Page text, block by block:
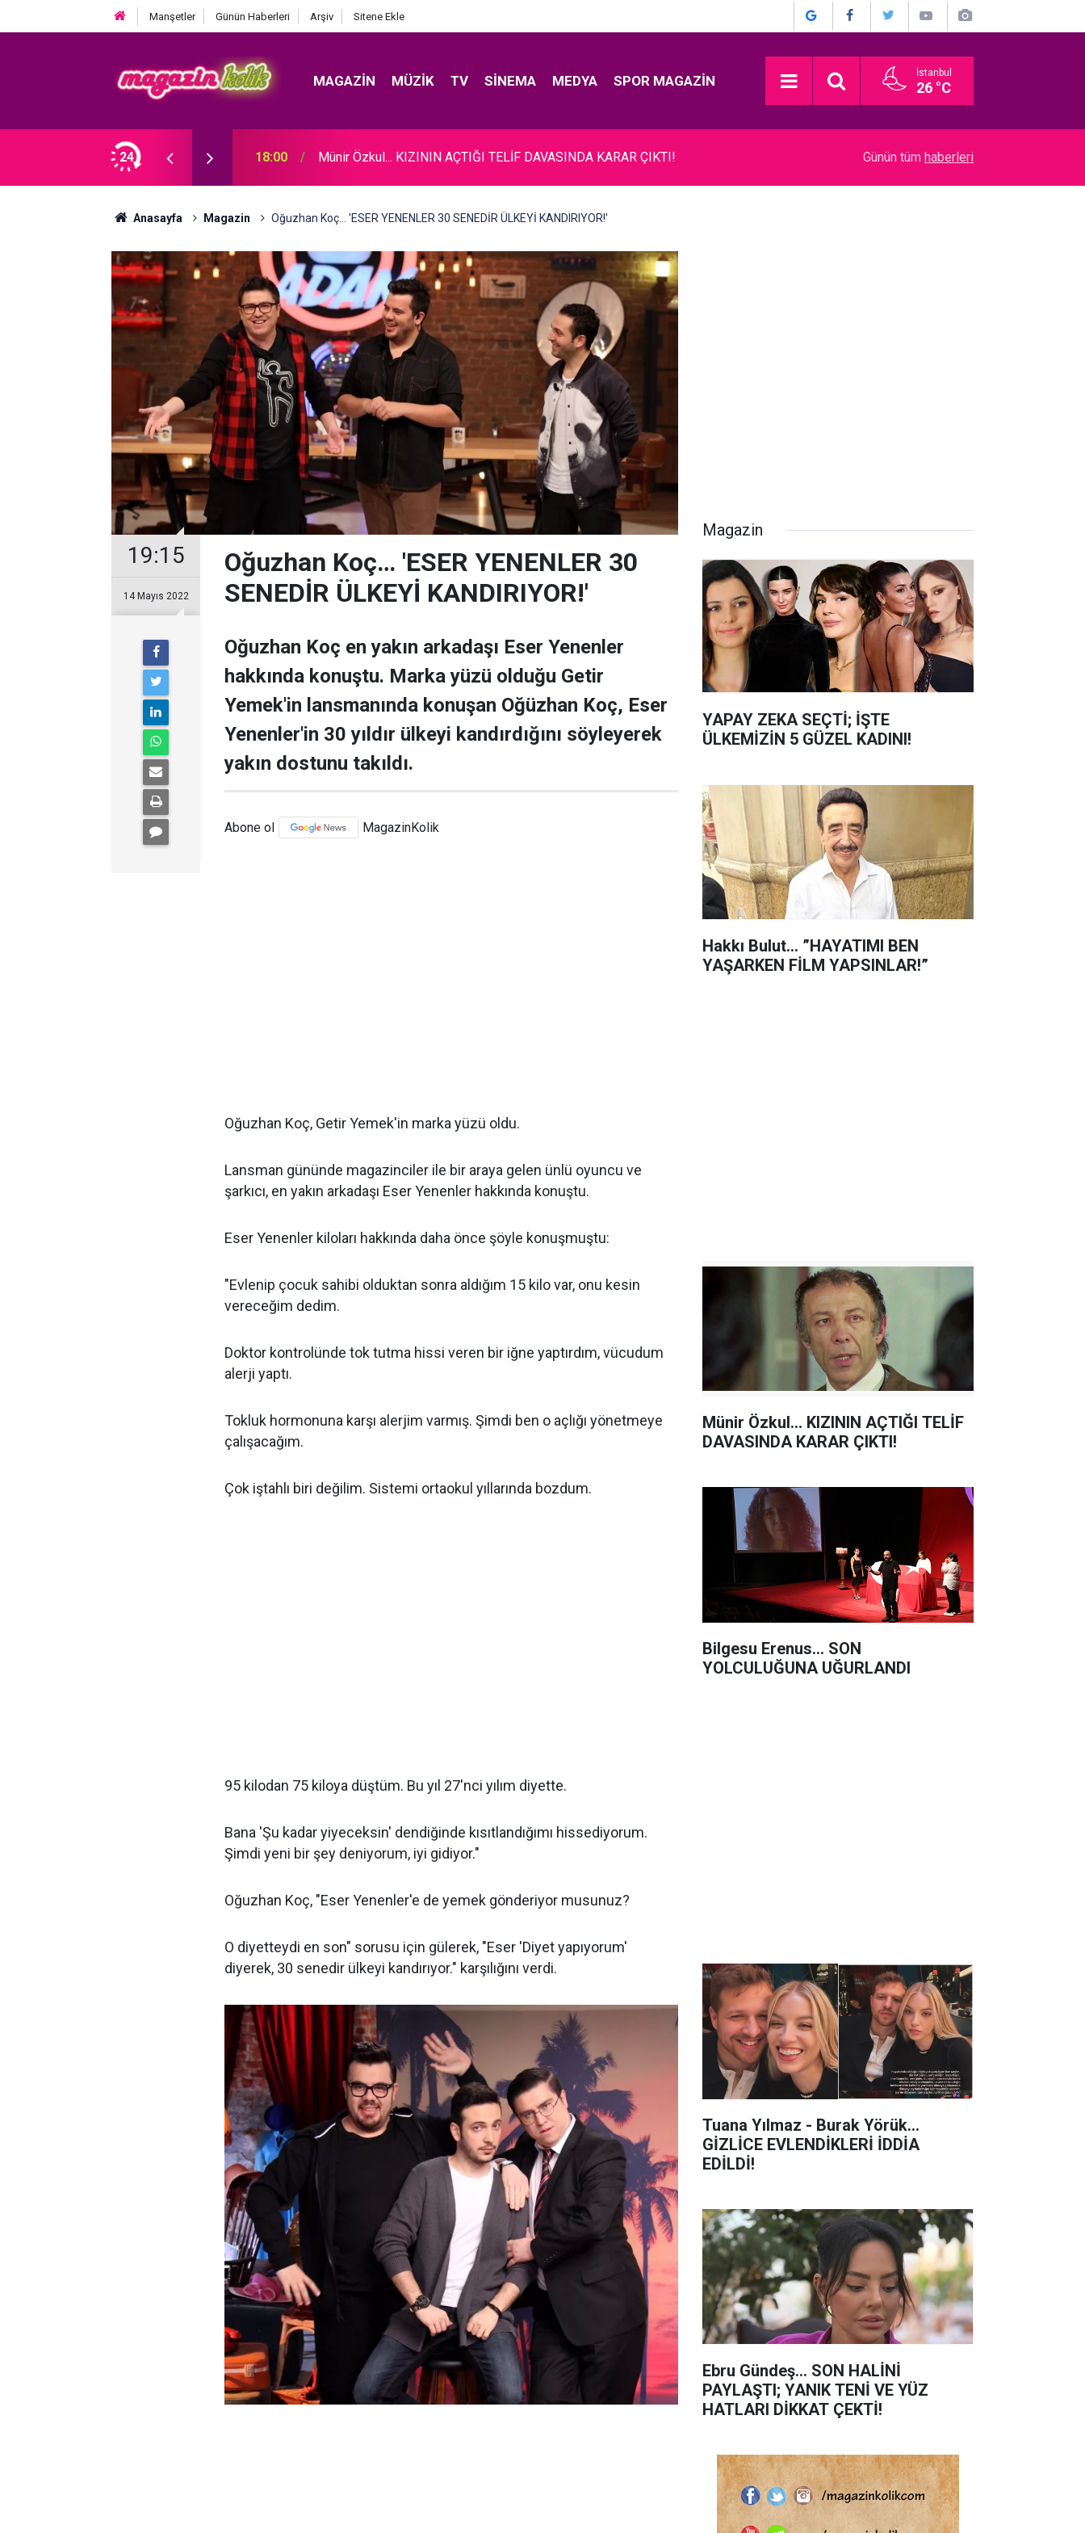
Manşetler Günün Haberleri Arşiv Sitene Ekle
MAGAZIN MÜZIK TV SINEMA MEDYA SPOR MAGAZIN İstanbul
26 °C
24
FİLM YAPSINLAR!” 18:00 Münir Özkul... KIZININ AÇTIĞI TELİF DAVASINDA KARAR ÇIKTI! Bilgesu Erenus... SON YOLCULUĞUNA
Günün tüm haberleri
Anasayfa Magazin Oğuzhan Koç… 'ESER YENENLER 30 SENEDİR ÜLKEYİ KANDIRIYOR!'
19:15
14 Mayıs 2022
Oğuzhan Koç… 'ESER YENENLER 30
SENEDİR ÜLKEYİ KANDIRIYOR!'
Oğuzhan Koç en yakın arkadaşı Eser Yenenler
hakkında konuştu. Marka yüzü olduğu Getir
Yemek'in lansmanında konuşan Oğüzhan Koç, Eser
Yenenler'in 30 yıldır ülkeyi kandırdığını söyleyerek
yakın dostunu takıldı.
Abone ol MagazinKolik
Oğuzhan Koç, Getir Yemek'in marka yüzü oldu.
Lansman gününde magazinciler ile bir araya gelen ünlü oyuncu ve
şarkıcı, en yakın arkadaşı Eser Yenenler hakkında konuştu.
Eser Yenenler kiloları hakkında daha önce şöyle konuşmuştu:
"Evlenip çocuk sahibi olduktan sonra aldığım 15 kilo var, onu kesin
vereceğim dedim.
Doktor kontrolünde tok tutma hissi veren bir iğne yaptırdım, vücudum
alerji yaptı.
Tokluk hormonuna karşı alerjim varmış. Şimdi ben o açlığı yönetmeye
çalışacağım.
Çok iştahlı biri değilim. Sistemi ortaokul yıllarında bozdum.
95 kilodan 75 kiloya düştüm. Bu yıl 27'nci yılım diyette.
Bana 'Şu kadar yiyeceksin' dendiğinde kısıtlandığımı hissediyorum.
Şimdi yeni bir şey deniyorum, iyi gidiyor."
Oğuzhan Koç, "Eser Yenenler'e de yemek gönderiyor musunuz?
O diyetteydi en son" sorusu için gülerek, "Eser 'Diyet yapıyorum'
diyerek, 30 senedir ülkeyi kandırıyor." karşılığını verdi.
Magazin
YAPAY ZEKA SEÇTİ; İŞTE
ÜLKEMİZİN 5 GÜZEL KADINI!
Hakkı Bulut... ”HAYATIMI BEN
YAŞARKEN FİLM YAPSINLAR!”
Münir Özkul... KIZININ AÇTIĞI TELİF
DAVASINDA KARAR ÇIKTI!
Bilgesu Erenus... SON
YOLCULUĞUNA UĞURLANDI
Tuana Yılmaz - Burak Yörük...
GİZLİCE EVLENDİKLERİ İDDİA
EDİLDİ!
Ebru Gündeş... SON HALİNİ
PAYLAŞTI; YANIK TENİ VE YÜZ
HATLARI DİKKAT ÇEKTİ!